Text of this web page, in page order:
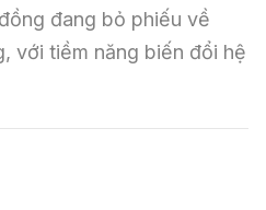
đang bỏ phiếu về
với tiềm năng biến đổi hệ